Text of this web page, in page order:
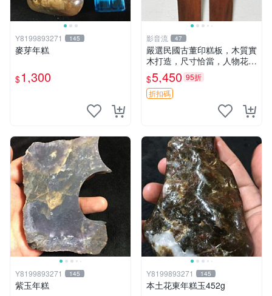
Y8199893271 145
麥芽年糕
$1,300
影音流 47
嚴選民國古董印糕板，木質實
木打造，尺寸恰當，人物花型
雕工精湛，擺設收藏皆宜 精
美 印糕 板型
$5,450 95折
折扣碼
Y8199893271 145
紫玉年糕
Y8199893271 145
本土花東年糕玉452g